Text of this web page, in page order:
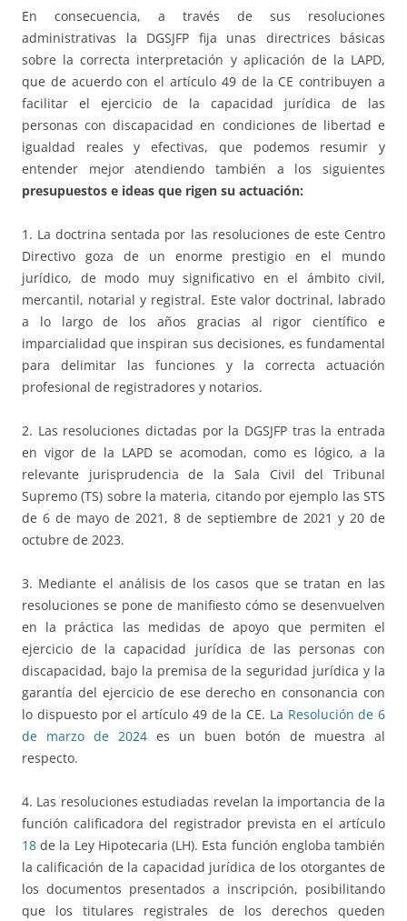
En consecuencia, a través de sus resoluciones
administrativas la DGSJFP fija unas directrices básicas
sobre la correcta interpretación y aplicación de la LAPD,
que de acuerdo con el artículo 49 de la CE contribuyen a
facilitar el ejercicio de la capacidad jurídica de las
personas con discapacidad en condiciones de libertad e
igualdad reales y efectivas, que podemos resumir y
entender mejor atendiendo también a los siguientes
presupuestos e ideas que rigen su actuación:
1. La doctrina sentada por las resoluciones de este Centro
Directivo goza de un enorme prestigio en el mundo
jurídico, de modo muy significativo en el ámbito civil,
mercantil, notarial y registral. Este valor doctrinal, labrado
a lo largo de los años gracias al rigor científico e
imparcialidad que inspiran sus decisiones, es fundamental
para delimitar las funciones y la correcta actuación
profesional de registradores y notarios.
2. Las resoluciones dictadas por la DGSJFP tras la entrada
en vigor de la LAPD se acomodan, como es lógico, a la
relevante jurisprudencia de la Sala Civil del Tribunal
Supremo (TS) sobre la materia, citando por ejemplo las STS
de 6 de mayo de 2021, 8 de septiembre de 2021 y 20 de
octubre de 2023.
3. Mediante el análisis de los casos que se tratan en las
resoluciones se pone de manifiesto cómo se desenvuelven
en la práctica las medidas de apoyo que permiten el
ejercicio de la capacidad jurídica de las personas con
discapacidad, bajo la premisa de la seguridad jurídica y la
garantía del ejercicio de ese derecho en consonancia con
lo dispuesto por el artículo 49 de la CE. La Resolución de 6
de marzo de 2024 es un buen botón de muestra al
respecto.
4. Las resoluciones estudiadas revelan la importancia de la
función calificadora del registrador prevista en el artículo
18 de la Ley Hipotecaria (LH). Esta función engloba también
la calificación de la capacidad jurídica de los otorgantes de
los documentos presentados a inscripción, posibilitando
que los titulares registrales de los derechos queden